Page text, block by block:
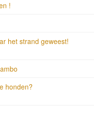
!
het strand geweest!
honden?